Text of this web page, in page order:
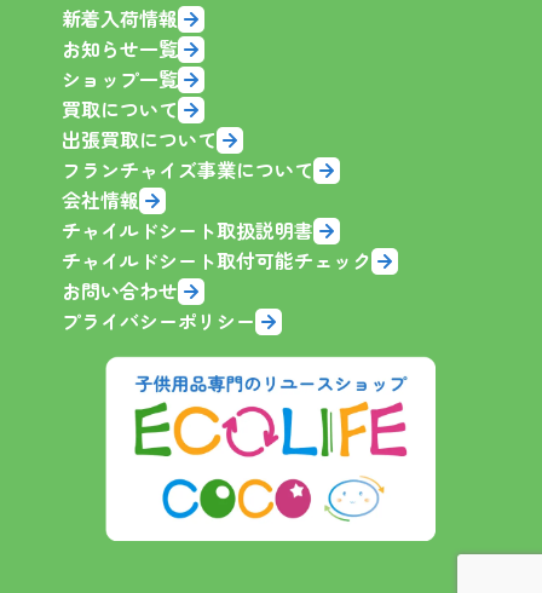
新着入荷情報
お知らせ一覧
ショップ一覧
買取について
出張買取について
フランチャイズ事業について
会社情報
チャイルドシート取扱説明書
チャイルドシート取付可能チェック
お問い合わせ
プライバシーポリシー